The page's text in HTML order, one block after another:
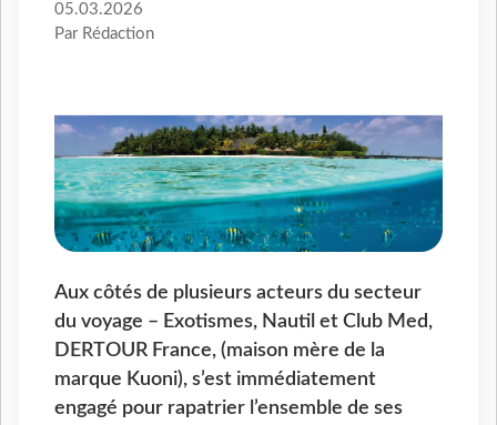
05.03.2026
Par Rédaction
Aux côtés de plusieurs acteurs du secteur
du voyage – Exotismes, Nautil et Club Med,
DERTOUR France, (maison mère de la
marque Kuoni), s’est immédiatement
engagé pour rapatrier l’ensemble de ses